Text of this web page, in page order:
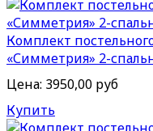
Комплект
«Симметрия» 2-
Цена: 3950,00 руб
Купить